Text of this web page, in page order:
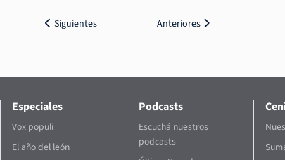
Siguientes Anteriores
Especiales
Vox populi
El año del león
Podcasts
Escuchá nuestros
podcasts